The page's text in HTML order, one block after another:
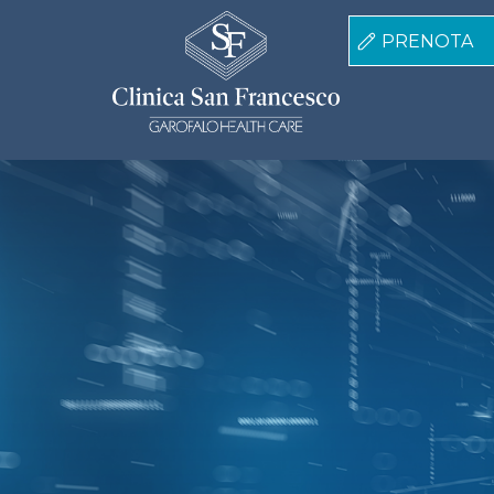
Salta al contenuto principale
PRENOTA